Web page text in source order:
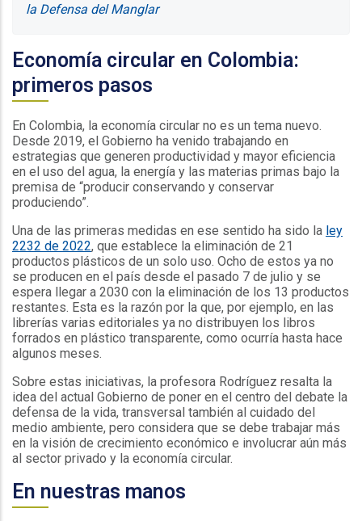
la Defensa del Manglar
Economía circular en Colombia:
primeros pasos
En Colombia, la economía circular no es un tema nuevo.
Desde 2019, el Gobierno ha venido trabajando en
estrategias que generen productividad y mayor eficiencia
en el uso del agua, la energía y las materias primas bajo la
premisa de “producir conservando y conservar
produciendo”.
Una de las primeras medidas en ese sentido ha sido la ley
2232 de 2022, que establece la eliminación de 21
productos plásticos de un solo uso. Ocho de estos ya no
se producen en el país desde el pasado 7 de julio y se
espera llegar a 2030 con la eliminación de los 13 productos
restantes. Esta es la razón por la que, por ejemplo, en las
librerías varias editoriales ya no distribuyen los libros
forrados en plástico transparente, como ocurría hasta hace
algunos meses.
Sobre estas iniciativas, la profesora Rodríguez resalta la
idea del actual Gobierno de poner en el centro del debate la
defensa de la vida, transversal también al cuidado del
medio ambiente, pero considera que se debe trabajar más
en la visión de crecimiento económico e involucrar aún más
al sector privado y la economía circular.
En nuestras manos